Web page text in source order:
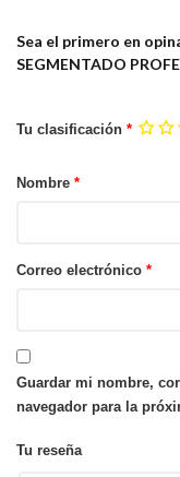
Sea el primero en
SEGMENTADO
Tu clasificación *
Tu reseña
Nombre *
Correo electrónico *
Guardar mi nombre,
navegador para la